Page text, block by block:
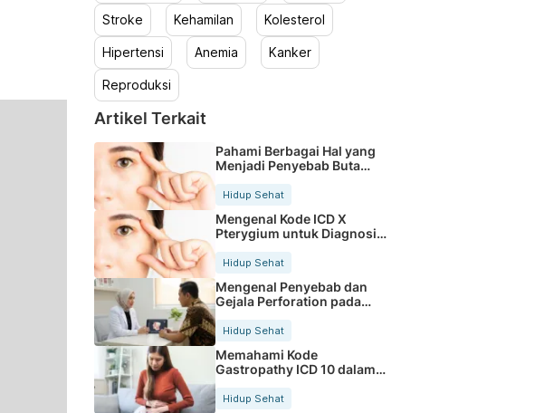
Stroke Kehamilan Kolesterol
Hipertensi Anemia Kanker
Reproduksi
Artikel Terkait
Pahami Berbagai Hal yang
Menjadi Penyebab Buta
Hidup Sehat
Mengenal Kode ICD X
Pterygium untuk Diagnosis
Hidup Sehat
Mengenal Penyebab dan
Gejala Perforation pada
Tubuh
Hidup Sehat
Memahami Kode
Gastropathy ICD 10 dalam
Rekam Medis Pasien
Hidup Sehat